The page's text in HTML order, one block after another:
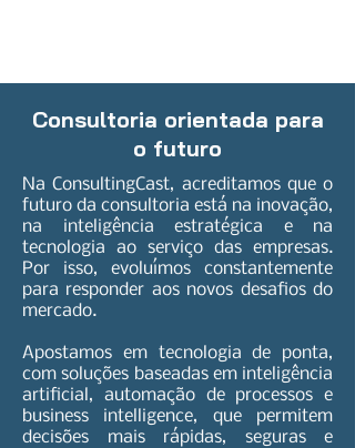
Consultoria orientada para
o futuro
Na ConsultingCast, acreditamos que o
futuro da consultoria está na inovação,
na inteligência estratégica e na
tecnologia ao serviço das empresas.
Por isso, evoluímos constantemente
para responder aos novos desafios do
mercado.
Apostamos em tecnologia de ponta,
com soluções baseadas em inteligência
artificial, automação de processos e
business intelligence, que permitem
decisões mais rápidas, seguras e